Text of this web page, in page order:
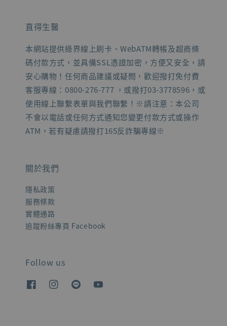
直得生醫
本網站提供綠界線上刷卡、WebATM轉帳及超商條
碼付款方式，並具備SSL憑證加密，方便又安全，請
安心購物！任何商品建議或疑問，歡迎撥打免付費
客服專線：0800-276-777 ，或撥打03-3778596，或
使用線上聯繫表單與我們聯繫！※請注意：本公司
不會以電話或任何方式通知您變更付款方式或操作
ATM，若有疑慮請撥打165反詐騙專線※
關於我們
隱私政策
服務條款
實體通路
追蹤粉絲專頁 Facebook
Follow us